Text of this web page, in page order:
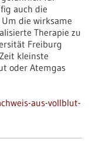
auch die
die wirksame
Therapie zu
Freiburg
kleinste
oder Atemgas
aus-vollblut-